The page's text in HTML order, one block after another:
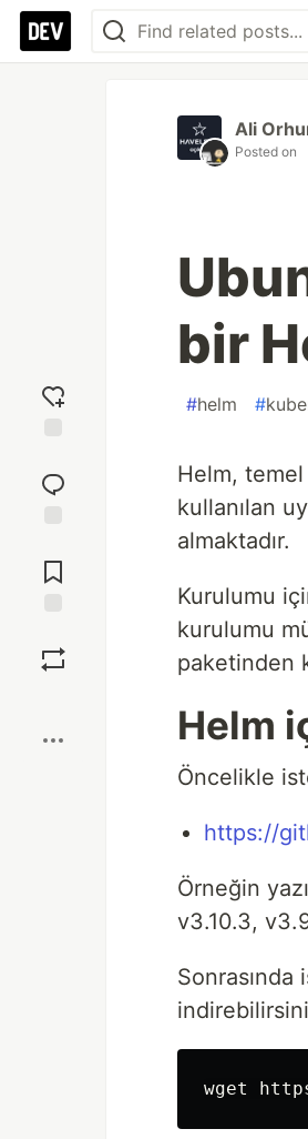
reaction
Comments
Ali
Posted on
bir
#helm #
Helm,
kullanılan
almaktadır.
Kurulumu
kurulumu
paketinden
Helm
Öncelikle
https://
Örneğin
v3.10.3,